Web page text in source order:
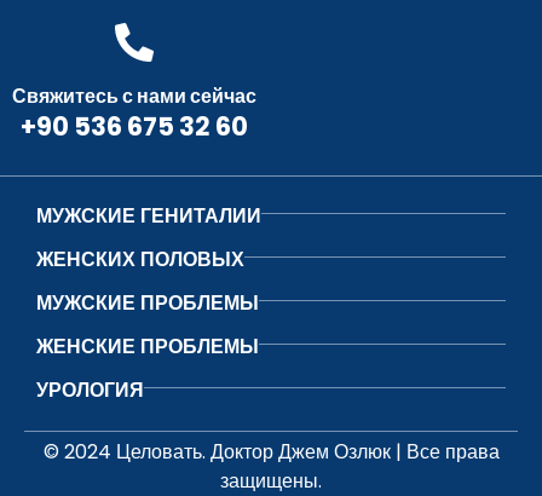
Свяжитесь с нами сейчас
+90 536 675 32 60
МУЖСКИЕ ГЕНИТАЛИИ
ЖЕНСКИХ ПОЛОВЫХ
МУЖСКИЕ ПРОБЛЕМЫ
ЖЕНСКИЕ ПРОБЛЕМЫ
УРОЛОГИЯ
© 2024 Целовать. Доктор Джем Озлюк | Все права
защищены.